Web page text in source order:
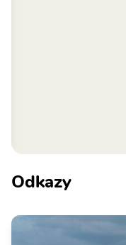
Odkazy